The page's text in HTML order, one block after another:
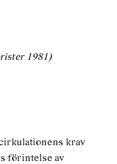
1981)
krav
förintelse av